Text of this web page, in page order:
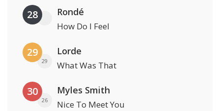
28 Rondé
How Do I Feel
29
29
Lorde
What Was That
30
26
Myles Smith
Nice To Meet You